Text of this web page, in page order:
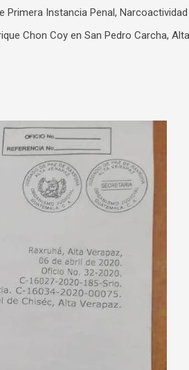
Primera Instancia Penal, Narcoactividad
Chon Coy en San Pedro Carcha, Alta